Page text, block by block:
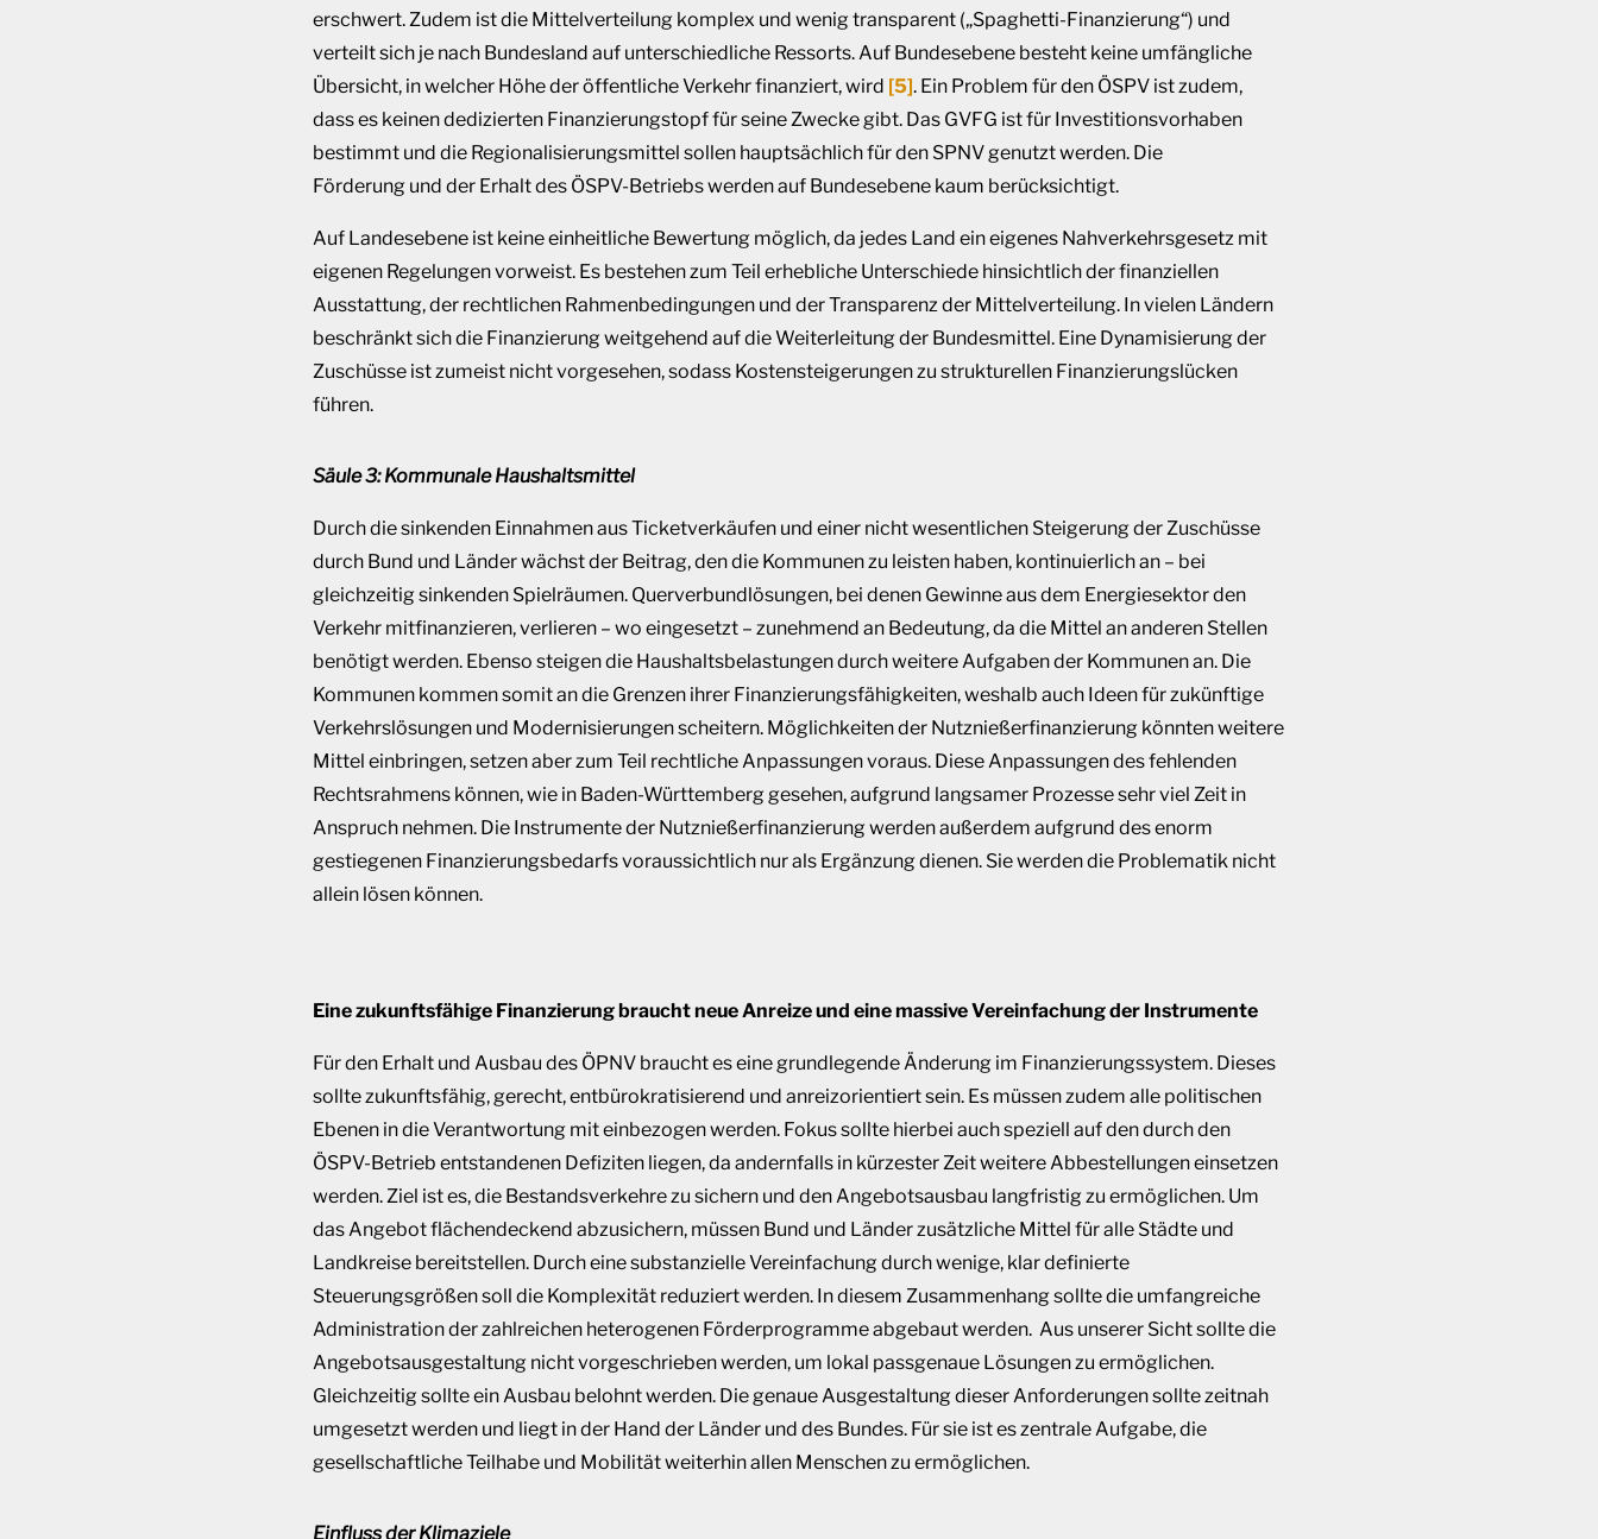
erschwert. Zudem ist die Mittelverteilung komplex und wenig transparent („Spaghetti-Finanzierung“) und
verteilt sich je nach Bundesland auf unterschiedliche Ressorts. Auf Bundesebene besteht keine umfängliche
Übersicht, in welcher Höhe der öffentliche Verkehr finanziert, wird [5]. Ein Problem für den ÖSPV ist zudem,
dass es keinen dedizierten Finanzierungstopf für seine Zwecke gibt. Das GVFG ist für Investitionsvorhaben
bestimmt und die Regionalisierungsmittel sollen hauptsächlich für den SPNV genutzt werden. Die
Förderung und der Erhalt des ÖSPV-Betriebs werden auf Bundesebene kaum berücksichtigt.
Auf Landesebene ist keine einheitliche Bewertung möglich, da jedes Land ein eigenes Nahverkehrsgesetz mit
eigenen Regelungen vorweist. Es bestehen zum Teil erhebliche Unterschiede hinsichtlich der finanziellen
Ausstattung, der rechtlichen Rahmenbedingungen und der Transparenz der Mittelverteilung. In vielen Ländern
beschränkt sich die Finanzierung weitgehend auf die Weiterleitung der Bundesmittel. Eine Dynamisierung der
Zuschüsse ist zumeist nicht vorgesehen, sodass Kostensteigerungen zu strukturellen Finanzierungslücken
führen.
Säule 3: Kommunale Haushaltsmittel
Durch die sinkenden Einnahmen aus Ticketverkäufen und einer nicht wesentlichen Steigerung der Zuschüsse
durch Bund und Länder wächst der Beitrag, den die Kommunen zu leisten haben, kontinuierlich an – bei
gleichzeitig sinkenden Spielräumen. Querverbundlösungen, bei denen Gewinne aus dem Energiesektor den
Verkehr mitfinanzieren, verlieren – wo eingesetzt – zunehmend an Bedeutung, da die Mittel an anderen Stellen
benötigt werden. Ebenso steigen die Haushaltsbelastungen durch weitere Aufgaben der Kommunen an. Die
Kommunen kommen somit an die Grenzen ihrer Finanzierungsfähigkeiten, weshalb auch Ideen für zukünftige
Verkehrslösungen und Modernisierungen scheitern. Möglichkeiten der Nutznießerfinanzierung könnten weitere
Mittel einbringen, setzen aber zum Teil rechtliche Anpassungen voraus. Diese Anpassungen des fehlenden
Rechtsrahmens können, wie in Baden-Württemberg gesehen, aufgrund langsamer Prozesse sehr viel Zeit in
Anspruch nehmen. Die Instrumente der Nutznießerfinanzierung werden außerdem aufgrund des enorm
gestiegenen Finanzierungsbedarfs voraussichtlich nur als Ergänzung dienen. Sie werden die Problematik nicht
allein lösen können.
Eine zukunftsfähige Finanzierung braucht neue Anreize und eine massive Vereinfachung der Instrumente
Für den Erhalt und Ausbau des ÖPNV braucht es eine grundlegende Änderung im Finanzierungssystem. Dieses
sollte zukunftsfähig, gerecht, entbürokratisierend und anreizorientiert sein. Es müssen zudem alle politischen
Ebenen in die Verantwortung mit einbezogen werden. Fokus sollte hierbei auch speziell auf den durch den
ÖSPV-Betrieb entstandenen Defiziten liegen, da andernfalls in kürzester Zeit weitere Abbestellungen einsetzen
werden. Ziel ist es, die Bestandsverkehre zu sichern und den Angebotsausbau langfristig zu ermöglichen. Um
das Angebot flächendeckend abzusichern, müssen Bund und Länder zusätzliche Mittel für alle Städte und
Landkreise bereitstellen. Durch eine substanzielle Vereinfachung durch wenige, klar definierte
Steuerungsgrößen soll die Komplexität reduziert werden. In diesem Zusammenhang sollte die umfangreiche
Administration der zahlreichen heterogenen Förderprogramme abgebaut werden. Aus unserer Sicht sollte die
Angebotsausgestaltung nicht vorgeschrieben werden, um lokal passgenaue Lösungen zu ermöglichen.
Gleichzeitig sollte ein Ausbau belohnt werden. Die genaue Ausgestaltung dieser Anforderungen sollte zeitnah
umgesetzt werden und liegt in der Hand der Länder und des Bundes. Für sie ist es zentrale Aufgabe, die
gesellschaftliche Teilhabe und Mobilität weiterhin allen Menschen zu ermöglichen.
Einfluss der Klimaziele